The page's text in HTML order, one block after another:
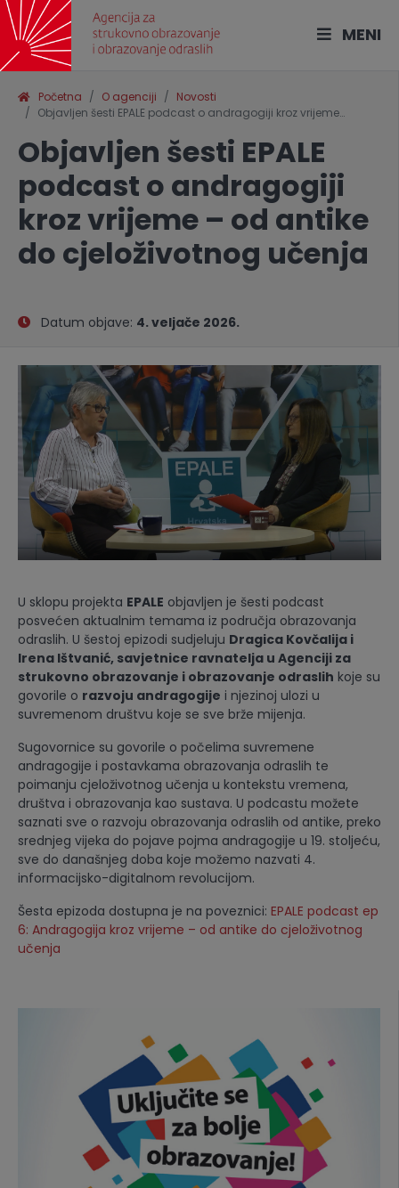
MENI
Početna O agenciji
Novosti
Objavljen šesti EPALE podcast o andragogiji kroz vrijeme…
Objavljen šesti EPALE
podcast o andragogiji
kroz vrijeme – od antike
do cjeloživotnog učenja
Datum objave: 4. veljače 2026.
U sklopu projekta EPALE objavljen je šesti podcast
posvećen aktualnim temama iz područja obrazovanja
odraslih. U šestoj epizodi sudjeluju Dragica Kovčalija i
Irena Ištvanić, savjetnice ravnatelja u Agenciji za
strukovno obrazovanje i obrazovanje odraslih koje su
govorile o razvoju andragogije i njezinoj ulozi u
suvremenom društvu koje se sve brže mijenja.
Sugovornice su govorile o počelima suvremene
andragogije i postavkama obrazovanja odraslih te
poimanju cjeloživotnog učenja u kontekstu vremena,
društva i obrazovanja kao sustava. U podcastu možete
saznati sve o razvoju obrazovanja odraslih od antike, preko
srednjeg vijeka do pojave pojma andragogije u 19. stoljeću,
sve do današnjeg doba koje možemo nazvati 4.
informacijsko-digitalnom revolucijom.
Šesta epizoda dostupna je na poveznici: EPALE podcast ep
6: Andragogija kroz vrijeme – od antike do cjeloživotnog
učenja